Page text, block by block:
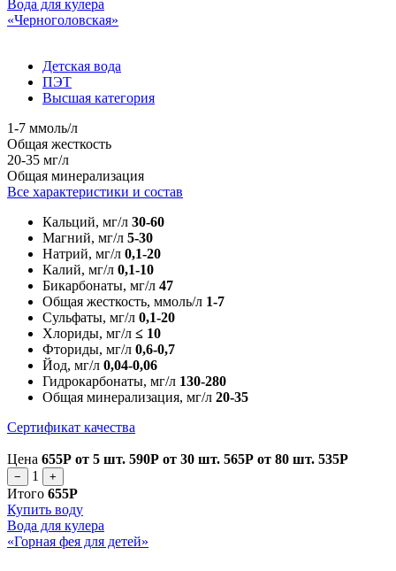
Вода для кулера
«Черноголовская»
Детская вода
ПЭТ
Высшая категория
1-7 ммоль/л
Общая жесткость
20-35 мг/л
Общая минерализация
Все характеристики и состав
Кальций, мг/л 30-60
Магний, мг/л 5-30
Натрий, мг/л 0,1-20
Калий, мг/л 0,1-10
Бикарбонаты, мг/л 47
Общая жесткость, ммоль/л 1-7
Сульфаты, мг/л 0,1-20
Хлориды, мг/л ≤ 10
Фториды, мг/л 0,6-0,7
Йод, мг/л 0,04-0,06
Гидрокарбонаты, мг/л 130-280
Общая минерализация, мг/л 20-35
Сертификат качества
Цена 655Р от 5 шт. 590Р от 30 шт. 565Р от 80 шт. 535Р
− 1 +
Итого 655Р
Купить воду
Вода для кулера
«Горная фея для детей»